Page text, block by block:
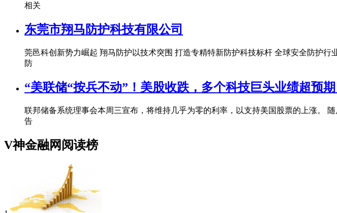
相关
东莞市翔马防护科技有限公司
莞邑科创新势力崛起 翔马防护以技术突围 打造专精特新防护科技标杆 全球安全防护
防
“美联储“按兵不动”！美股收跌，多个科技巨头业绩超预
联邦储备系统理事会本周三宣布，将维持几乎为零的利率，以支持美国股票的上涨。
告
V神金融网阅读榜